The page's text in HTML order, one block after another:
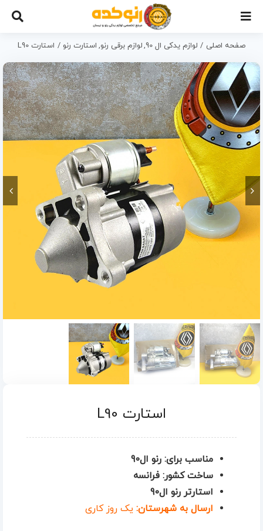
صفحه اصلی لوازم یدکی ال 90 لوازم برقی رنو استارت رنو استارت L90
استارت L90
مناسب برای: رنو ال90
ساخت کشور: فرانسه
استارتر رنو ال90
ارسال به شهرستان: یک روز کاری